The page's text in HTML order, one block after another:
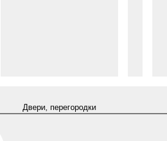
Двери, перегородки